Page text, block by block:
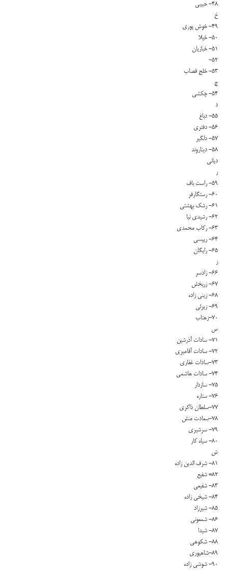
۴۸- حبیبی
خ
۴۹- خوش پوری
۵۰- خیلا
۵۱- خبازیان
۵۲-
۵۳- خلج قصاب
چ
۵۴- چکشی
د
۵۵- دباغ
۵۶- دفتری
۵۷- دلگیر
۵۸- دیناروند
دیانی
ر
۵۹- راست باف
۶۰- رستگارفر
۶۱- رشک بهشتی
۶۲- رشیدی نیا
۶۳- رکاب محمدی
۶۴- رییسی
۶۵- رایگان
ز
۶۶- زادسر
۶۷- زربخش
۶۸- زینی زاده
۶۹- زیرئی
۷۰-زهتاب
س
۷۱- سادات آذرشین
۷۲- سادات آقامیری
۷۳-سادات غفاری
۷۴- سادات هاشمی
۷۵- سازدار
۷۶- ستاره
۷۷-سلطان ذاکری
۷۸-سعادت منش
۷۹- سرشیری
۸۰- سیاه کار
ش
۸۱- شرف الدین زاده
۸۲= شفیع
۸۳- شفیعی
۸۴- شیخی زاده
۸۵- شیرزاد
۸۶- شمعونی
۸۷- شیدا
۸۸- شکوهی
۸۹-شاهپوری
۹۰- شوشی زاده